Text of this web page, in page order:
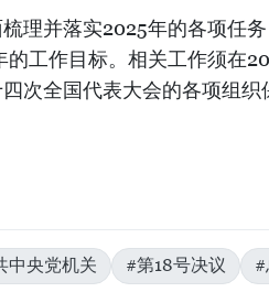
理并落实2025年的各项任
工作目标。相关工作须在
次全国代表大会的各项组织
中央党机关 #第18号决议 #